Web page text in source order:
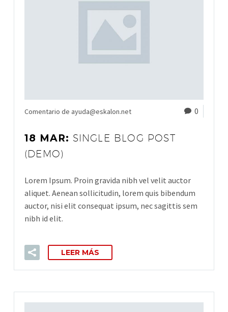
Comentario de ayuda@eskalon.net 0
18 MAR: SINGLE BLOG POST
(DEMO)
Lorem Ipsum. Proin gravida nibh vel velit auctor
aliquet. Aenean sollicitudin, lorem quis bibendum
auctor, nisi elit consequat ipsum, nec sagittis sem
nibh id elit.
LEER MÁS